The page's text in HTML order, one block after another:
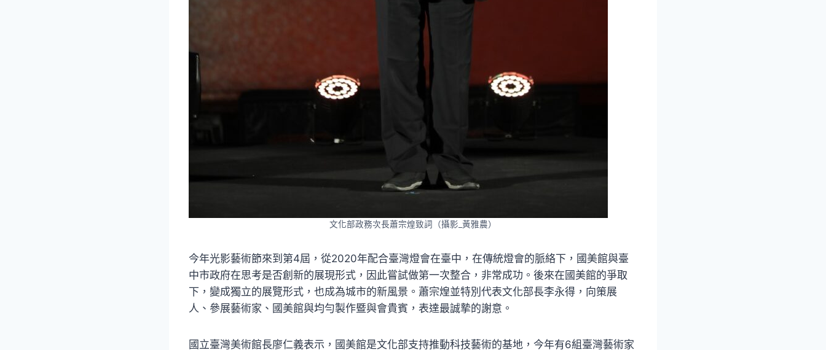
文化部政務次長蕭宗煌致詞（攝影_黃雅農）
今年光影藝術節來到第4屆，從2020年配合臺灣燈會在臺中，在傳統燈會的脈絡下，國美館與臺
中市政府在思考是否創新的展現形式，因此嘗試做第一次整合，非常成功。後來在國美館的爭取
下，變成獨立的展覽形式，也成為城市的新風景。蕭宗煌並特別代表文化部長李永得，向策展
人、參展藝術家、國美館與均勻製作暨與會貴賓，表達最誠摯的謝意。
國立臺灣美術館長廖仁義表示，國美館是文化部支持推動科技藝術的基地，今年有6組臺灣藝術家